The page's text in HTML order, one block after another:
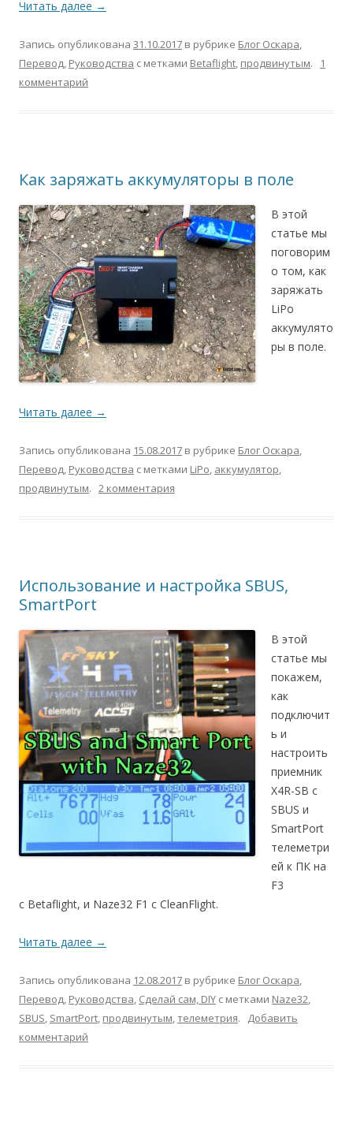
Читать далее →
Запись опубликована 31.10.2017 в рубрике Блог Оскара,
Перевод, Руководства с метками Betaflight, продвинутым.
1
комментарий
Как заряжать аккумуляторы в поле
В этой
статье мы
поговорим
о том, как
заряжать
LiPo
аккумулято
ры в поле.
Читать далее →
Запись опубликована 15.08.2017 в рубрике Блог Оскара,
Перевод, Руководства с метками LiPo, аккумулятор,
продвинутым. 2 комментария
Использование и настройка SBUS,
SmartPort
В этой
статье мы
покажем,
как
подключит
ь и
настроить
приемник
X4R-SB с
SBUS и
SmartPort
телеметри
ей к ПК на
F3
c Betaflight, и Naze32 F1 с CleanFlight.
Читать далее →
Запись опубликована 12.08.2017 в рубрике Блог Оскара,
Перевод, Руководства, Сделай сам, DIY с метками Naze32,
SBUS, SmartPort, продвинутым,телеметрия. Добавить
комментарий